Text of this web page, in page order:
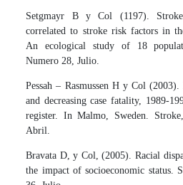
Setgmayr B y Col (1197).
correlated to stroke risk factors in
An ecological study of 18
Numero 28, Julio.
Pessah – Rasmussen H y Col
and decreasing case fatality, 1989-
register. In Malmo, Sweden.
Abril.
Bravata D, y Col, (2005). Racial
the impact of socioeconomic status.